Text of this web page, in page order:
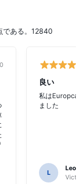
である。12840
良い
私は
ました
L